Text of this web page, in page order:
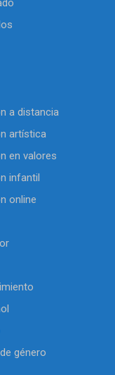
a distancia
artística
en valores
infantil
online
género